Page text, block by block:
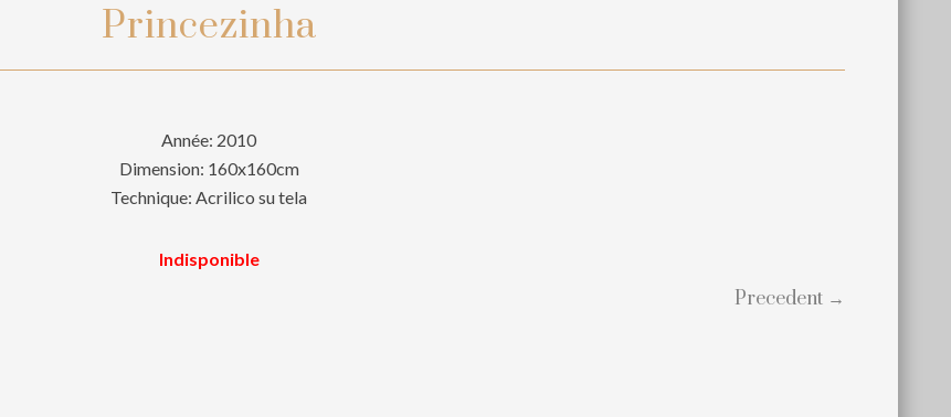
Princezinha
Année: 2010
Dimension: 160x160cm
Technique: Acrilico su tela
Indisponible
Precedent →